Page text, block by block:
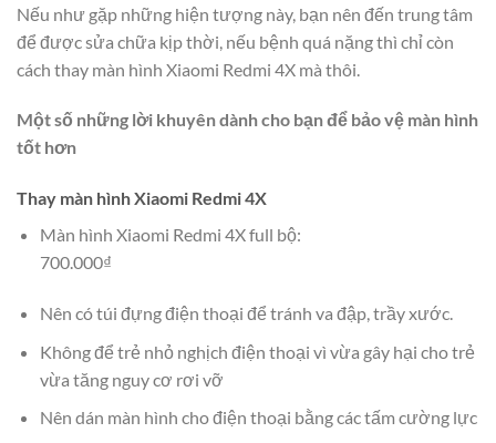
Nếu như gặp những hiện tượng này, bạn nên đến trung tâm
để được sửa chữa kịp thời, nếu bệnh quá nặng thì chỉ còn
cách thay màn hình Xiaomi Redmi 4X mà thôi.
Một số những lời khuyên dành cho bạn để bảo vệ màn hình
tốt hơn
Thay màn hình Xiaomi Redmi 4X
Màn hình Xiaomi Redmi 4X full bộ:
700.000₫
Nên có túi đựng điện thoại để tránh va đập, trầy xước.
Không để trẻ nhỏ nghịch điện thoại vì vừa gây hại cho trẻ
vừa tăng nguy cơ rơi vỡ
Nên dán màn hình cho điện thoại bằng các tấm cường lực